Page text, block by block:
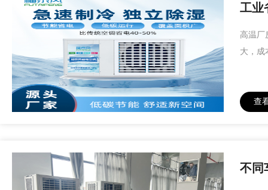
工业
高温厂
大，成
查
不同